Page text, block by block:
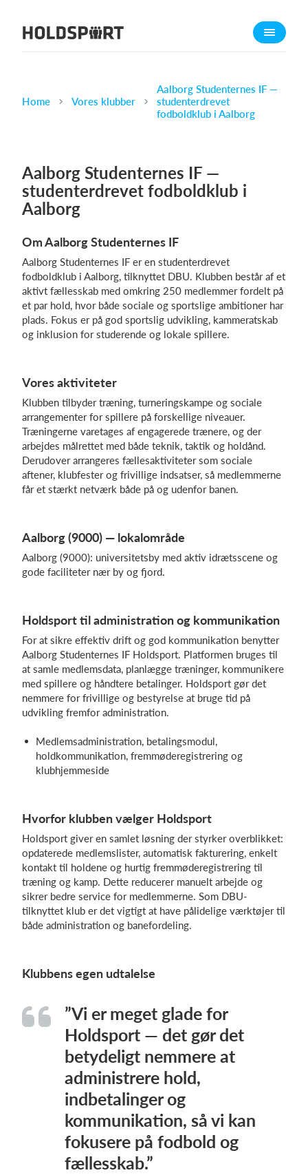
Om Holdsport
Karriere
Kalender
Webshop
Billetsystem
Hvad koster det?
Home Vores klubber
Aalborg Studenternes IF —
studenterdrevet
fodboldklub i Aalborg
Aalborg Studenternes IF —
studenterdrevet fodboldklub i
Aalborg
Om Aalborg Studenternes IF
Aalborg Studenternes IF er en studenterdrevet
fodboldklub i Aalborg, tilknyttet DBU. Klubben består af et
aktivt fællesskab med omkring 250 medlemmer fordelt på
et par hold, hvor både sociale og sportslige ambitioner har
plads. Fokus er på god sportslig udvikling, kammeratskab
og inklusion for studerende og lokale spillere.
Vores aktiviteter
Klubben tilbyder træning, turneringskampe og sociale
arrangementer for spillere på forskellige niveauer.
Træningerne varetages af engagerede trænere, og der
arbejdes målrettet med både teknik, taktik og holdånd.
Derudover arrangeres fællesaktiviteter som sociale
aftener, klubfester og frivillige indsatser, så medlemmerne
får et stærkt netværk både på og udenfor banen.
Aalborg (9000) — lokalområde
Aalborg (9000): universitetsby med aktiv idrætsscene og
gode faciliteter nær by og fjord.
Holdsport til administration og kommunikation
For at sikre effektiv drift og god kommunikation benytter
Aalborg Studenternes IF Holdsport. Platformen bruges til
at samle medlemsdata, planlægge træninger, kommunikere
med spillere og håndtere betalinger. Holdsport gør det
nemmere for frivillige og bestyrelse at bruge tid på
udvikling fremfor administration.
Medlemsadministration, betalingsmodul,
holdkommunikation, fremmøderegistrering og
klubhjemmeside
Hvorfor klubben vælger Holdsport
Holdsport giver en samlet løsning der styrker overblikket:
opdaterede medlemslister, automatisk fakturering, enkelt
kontakt til holdene og hurtig fremmøderegistrering til
træning og kamp. Dette reducerer manuelt arbejde og
sikrer bedre service for medlemmerne. Som DBU-
tilknyttet klub er det vigtigt at have pålidelige værktøjer til
både administration og banefordeling.
Klubbens egen udtalelse
”Vi er meget glade for
Holdsport — det gør det
betydeligt nemmere at
administrere hold,
indbetalinger og
kommunikation, så vi kan
fokusere på fodbold og
fællesskab.”